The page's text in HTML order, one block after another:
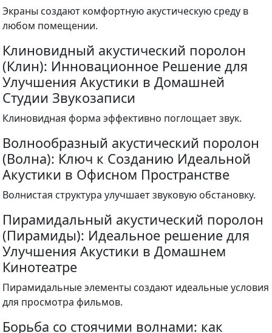
Экраны создают комфортную акустическую среду в
любом помещении.
Клиновидный акустический поролон
(Клин): Инновационное Решение для
Улучшения Акустики в Домашней
Студии Звукозаписи
Клиновидная форма эффективно поглощает звук.
Волнообразный акустический поролон
(Волна): Ключ к Созданию Идеальной
Акустики в Офисном Пространстве
Волнистая структура улучшает звуковую обстановку.
Пирамидальный акустический поролон
(Пирамиды): Идеальное решение для
Улучшения Акустики в Домашнем
Кинотеатре
Пирамидальные элементы создают идеальные условия
для просмотра фильмов.
Борьба со стоячими волнами: как